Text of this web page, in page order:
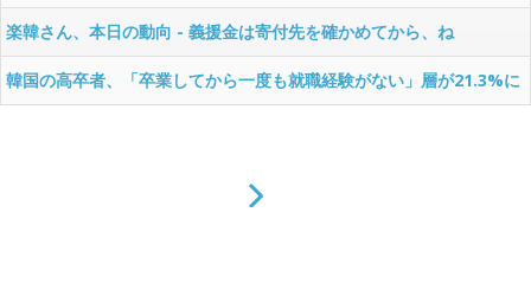
まあ、ただの事実ですよね
と何が違うのか 安田浩一氏 [7/29] [ばーど★]
楽韓さん、本日の動向 - 義援金は寄付先を確かめてから、ね
韓国の高卒者、「卒業してから一度も就職経験がない」層が21.3%に